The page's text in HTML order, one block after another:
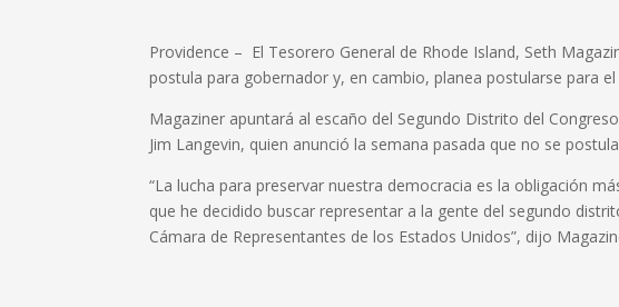
Providence – El Tesorero General de Rhode Island, Seth
postula para gobernador y, en cambio, planea postularse para el
Magaziner apuntará al escaño del Segundo Distrito del
Jim Langevin, quien anunció la semana pasada que no se
“La lucha para preservar nuestra democracia es la obligación
que he decidido buscar representar a la gente del segundo
Cámara de Representantes de los Estados Unidos”, dijo